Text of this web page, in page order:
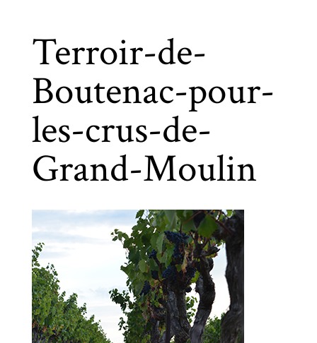
Terroir-de-
Boutenac-pour-
les-crus-de-
Grand-Moulin